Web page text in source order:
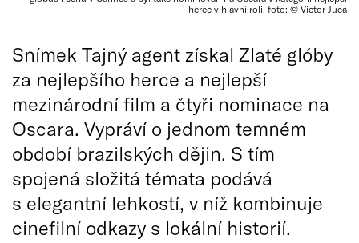
herec v hlavní roli, foto: © Victor Juca
Snímek Tajný agent získal Zlaté glóby
za nejlepšího herce a nejlepší
mezinárodní film a čtyři nominace na
Oscara. Vypráví o jednom temném
období brazilských dějin. S tím
spojená složitá témata podává
s elegantní lehkostí, v níž kombinuje
cinefilní odkazy s lokální historií.